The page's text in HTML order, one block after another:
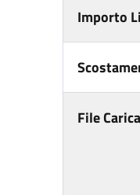
Importo
File